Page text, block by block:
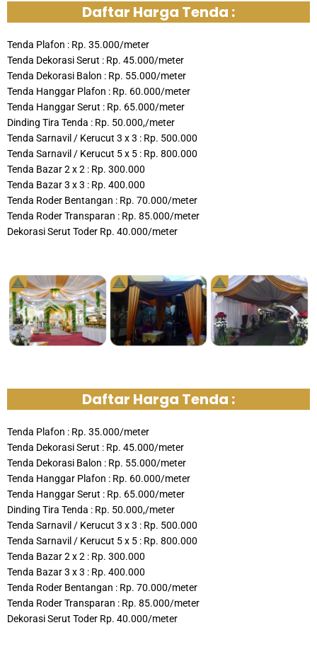
Daftar Harga Tenda :
Tenda Plafon : Rp. 35.000/meter
Tenda Dekorasi Serut : Rp. 45.000/meter
Tenda Dekorasi Balon : Rp. 55.000/meter
Tenda Hanggar Plafon : Rp. 60.000/meter
Tenda Hanggar Serut : Rp. 65.000/meter
Dinding Tira Tenda : Rp. 50.000,/meter
Tenda Sarnavil / Kerucut 3 x 3 : Rp. 500.000
Tenda Sarnavil / Kerucut 5 x 5 : Rp. 800.000
Tenda Bazar 2 x 2 : Rp. 300.000
Tenda Bazar 3 x 3 : Rp. 400.000
Tenda Roder Bentangan : Rp. 70.000/meter
Tenda Roder Transparan : Rp. 85.000/meter
Dekorasi Serut Toder Rp. 40.000/meter
Daftar Harga Tenda :
Tenda Plafon : Rp. 35.000/meter
Tenda Dekorasi Serut : Rp. 45.000/meter
Tenda Dekorasi Balon : Rp. 55.000/meter
Tenda Hanggar Plafon : Rp. 60.000/meter
Tenda Hanggar Serut : Rp. 65.000/meter
Dinding Tira Tenda : Rp. 50.000,/meter
Tenda Sarnavil / Kerucut 3 x 3 : Rp. 500.000
Tenda Sarnavil / Kerucut 5 x 5 : Rp. 800.000
Tenda Bazar 2 x 2 : Rp. 300.000
Tenda Bazar 3 x 3 : Rp. 400.000
Tenda Roder Bentangan : Rp. 70.000/meter
Tenda Roder Transparan : Rp. 85.000/meter
Dekorasi Serut Toder Rp. 40.000/meter